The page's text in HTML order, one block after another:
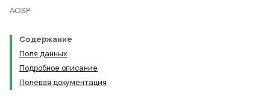
AOSP
Содержание
Поля данных
Подробное описание
Полевая документация